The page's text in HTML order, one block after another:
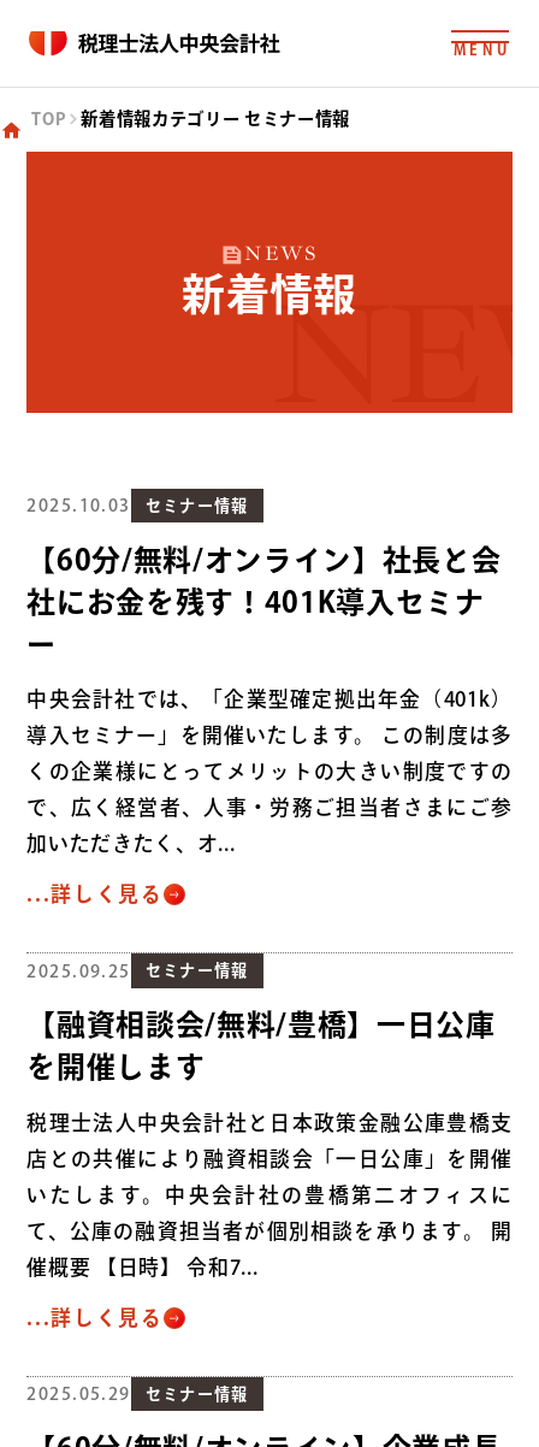
MENU
TOP 新着情報カテゴリー セミナー情報
NEWS
新着情報
2025.10.03 セミナー情報
【60分/無料/オンライン】社長と会
社にお金を残す！401K導入セミナ
ー
中央会計社では、「企業型確定拠出年金（401k）
導入セミナー」を開催いたします。 この制度は多
くの企業様にとってメリットの大きい制度ですの
で、広く経営者、人事・労務ご担当者さまにご参
加いただきたく、オ...
...詳しく見る
2025.09.25 セミナー情報
【融資相談会/無料/豊橋】一日公庫
を開催します
税理士法人中央会計社と日本政策金融公庫豊橋支
店との共催により融資相談会「一日公庫」を開催
いたします。中央会計社の豊橋第二オフィスに
て、公庫の融資担当者が個別相談を承ります。 開
催概要 【日時】 令和7...
...詳しく見る
2025.05.29 セミナー情報